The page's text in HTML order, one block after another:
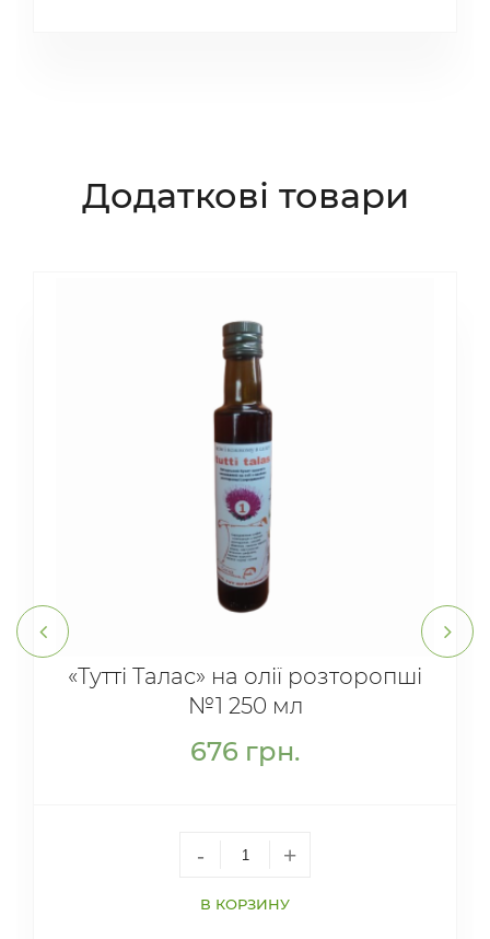
Додаткові товари
«Тутті Талас» на олії розторопші
№1 250 мл
676 грн.
- +
В КОРЗИНУ